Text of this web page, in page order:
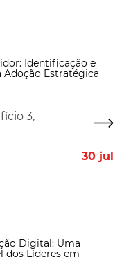
Identificação e
Estratégica
3,
30 jul
Digital: Uma
dos Líderes em